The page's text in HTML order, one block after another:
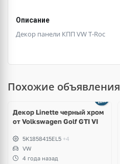
Описание
Декор панели КПП VW T-Roc
Похожие объявления
Декор Linette черный хром
от Volkswagen Golf GTI VI
5K1858415EL5 +4
VW
4 года назад